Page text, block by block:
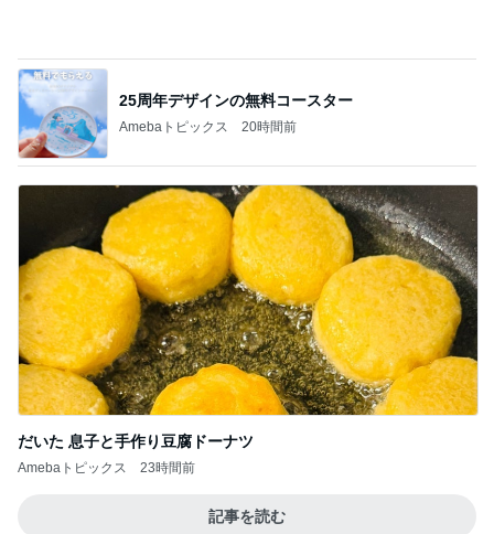
2
【山梨県甲州市】容赦ナシの愛情盛り！特盛
た…！〜花藤食堂さん〜
デカ盛りんぐ
当別町の激うまうどん❤️
道産子どすどす！
4
銀座おのでら＠ハワイ 我慢できません！
東京ホルモンズの中身のある話
5
土用の丑の日にうなぎを食べなかったので！
いもっちゃんのブログ